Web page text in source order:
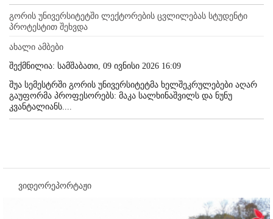
გორის უნივერსიტეტში ლექტორების ცვლილებას სტუდენტი
პროტესტით შეხვდა
ახალი ამბები
შექმნილია: სამშაბათი, 09 ივნისი 2026 16:09
შუა სემესტრში გორის უნივერსიტეტმა ხელშეკრულებები აღარ
გაუფორმა პროფესორებს: მაკა სალხინაშვილს და ნუნუ
კვანტალიანს....
ვიდეორეპორტაჟი